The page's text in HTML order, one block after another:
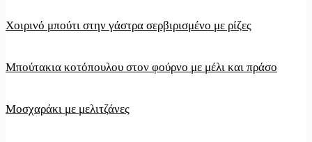
Χοιρινό μπούτι στην γάστρα σερβιρισμένο με ρίζες
Μπούτακια κοτόπουλου στον φούρνο με μέλι και πράσο
Μοσχαράκι με μελιτζάνες